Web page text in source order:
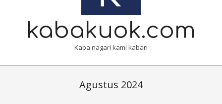
kabakuok.com
Kaba nagari kami kabari
Agustus 2024